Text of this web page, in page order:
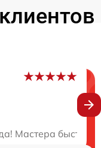
Мастера быстро